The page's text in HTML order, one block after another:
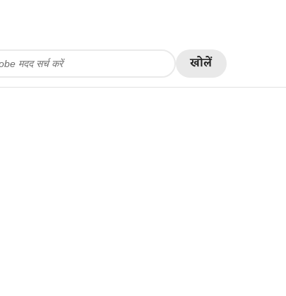
खोलें